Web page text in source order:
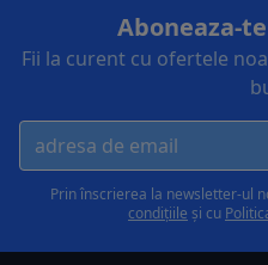
Aboneaza-te
Fii la curent cu ofertele
Prin înscrierea la newsletter-ul
condițiile și cu